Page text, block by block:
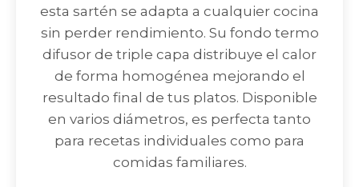
esta sartén se adapta a cualquier cocina
sin perder rendimiento. Su fondo termo
difusor de triple capa distribuye el calor
de forma homogénea mejorando el
resultado final de tus platos. Disponible
en varios diámetros, es perfecta tanto
para recetas individuales como para
comidas familiares.